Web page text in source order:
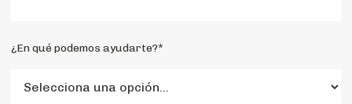
¿En qué podemos ayudarte?*